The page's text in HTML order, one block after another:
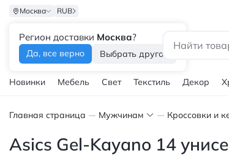
Москва
Регион доставки Москва?
Да, все верно Выбрать другой
RUB
Новинки Мебель Свет Текстиль Декор
Главная страница Мужчинам Кроссовки и
Asics Gel-Kayano 14